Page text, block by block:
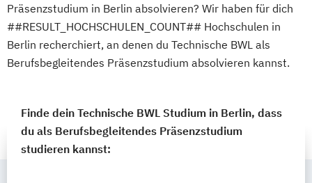
Präsenzstudium in Berlin absolvieren? Wir haben für dich
##RESULT_HOCHSCHULEN_COUNT## Hochschulen in
Berlin recherchiert, an denen du Technische BWL als
Berufsbegleitendes Präsenzstudium absolvieren kannst.
Finde dein Technische BWL Studium in Berlin, dass
du als Berufsbegleitendes Präsenzstudium
studieren kannst: